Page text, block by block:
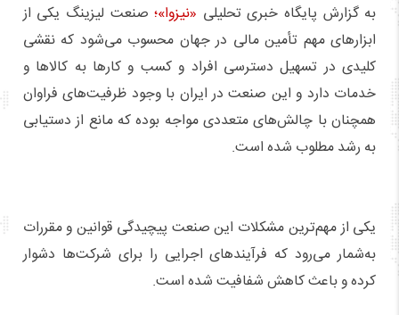
به گزارش پایگاه خبری تحلیلی «نیزوا»؛صنعت لیزینگ یکی از
ابزارهای مهم تأمین مالی در جهان محسوب می‌شود که نقشی
کلیدی در تسهیل دسترسی افراد و کسب‌ و کارها به کالاها و
خدمات دارد و این صنعت در ایران با وجود ظرفیت‌های فراوان
همچنان با چالش‌های متعددی مواجه بوده که مانع از دستیابی
به رشد مطلوب شده است.
یکی از مهم‌ترین مشکلات این صنعت پیچیدگی قوانین و مقررات
به‌شمار می‌رود که فرآیندهای اجرایی را برای شرکت‌ها دشوار
کرده و باعث کاهش شفافیت شده است.